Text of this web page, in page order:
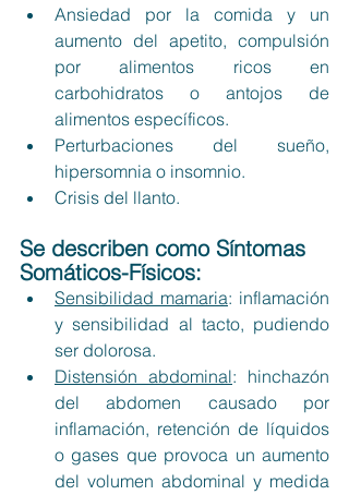
Ansiedad por la comida y un
aumento del apetito, compulsión
por alimentos ricos en
carbohidratos o antojos de
alimentos específicos.
Perturbaciones del sueño,
hipersomnia o insomnio.
Crisis del llanto.
Se describen como Síntomas
Somáticos-Físicos:
Sensibilidad mamaria: inflamación
y sensibilidad al tacto, pudiendo
ser dolorosa.
Distensión abdominal: hinchazón
del abdomen causado por
inflamación, retención de líquidos
o gases que provoca un aumento
del volumen abdominal y medida